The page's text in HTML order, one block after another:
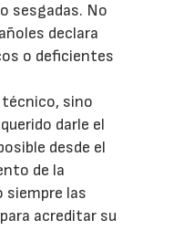
sesgadas. No
declara
o deficientes
técnico, sino
darle el
desde el
de la
siempre las
acreditar su